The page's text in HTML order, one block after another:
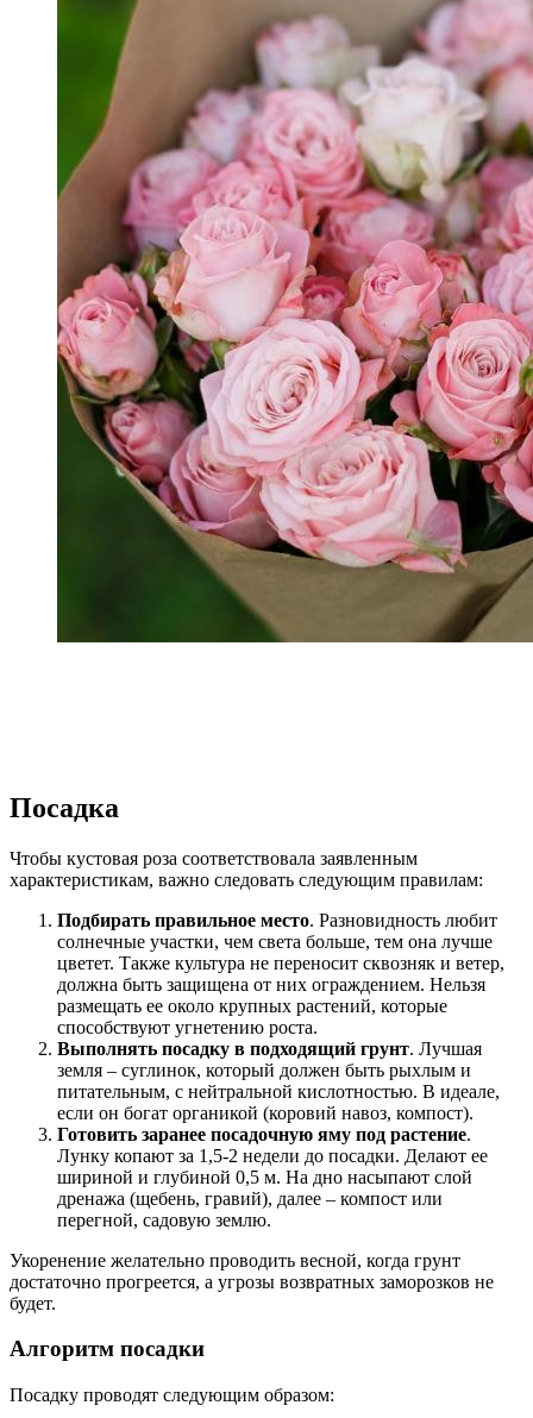
Посадка
Чтобы кустовая роза соответствовала заявленным
характеристикам, важно следовать следующим правилам:
Подбирать правильное место. Разновидность любит
солнечные участки, чем света больше, тем она лучше
цветет. Также культура не переносит сквозняк и ветер,
должна быть защищена от них ограждением. Нельзя
размещать ее около крупных растений, которые
способствуют угнетению роста.
Выполнять посадку в подходящий грунт. Лучшая
земля – суглинок, который должен быть рыхлым и
питательным, с нейтральной кислотностью. В идеале,
если он богат органикой (коровий навоз, компост).
Готовить заранее посадочную яму под растение.
Лунку копают за 1,5-2 недели до посадки. Делают ее
шириной и глубиной 0,5 м. На дно насыпают слой
дренажа (щебень, гравий), далее – компост или
перегной, садовую землю.
Укоренение желательно проводить весной, когда грунт
достаточно прогреется, а угрозы возвратных заморозков не
будет.
Алгоритм посадки
Посадку проводят следующим образом: